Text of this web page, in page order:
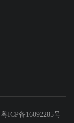
粤ICP备16092285号